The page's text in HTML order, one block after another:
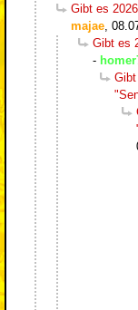
Gibt es
majae
Gibt es
-